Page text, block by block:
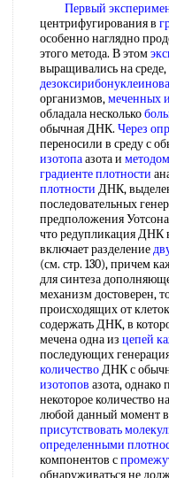
Первый
центрифугирования в
особенно наглядно
этого метода. В этом
выращивались на
организмов,меченных
обладала несколько
обычная ДНК. Через
переносили в среду с
изотопаазота и
градиенте плотности
плотности ДНК,
последовательных
предположения
что редупликация ДНК
включает разделение
(см. стр. 130), причем
для синтеза
механизм достоверен,
происходящих от
содержать ДНК, в
мечена одна из цепей
последующих
количествоДНК с
изотопов азота, однако
некоторое количество
любой данный момент
присутствовать
определенными
компонентов с
обнаруживаться не